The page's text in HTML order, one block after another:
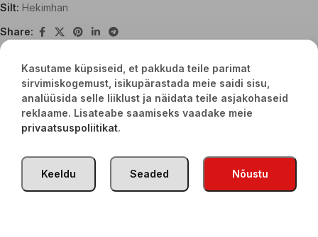
Silt: Hekimhan
Share:
Seotud tooted
Kasutame küpsiseid, et pakkuda teile parimat
sirvimiskogemust, isikupärastada meie saidi sisu,
analüüsida selle liiklust ja näidata teile asjakohaseid
reklaame. Lisateabe saamiseks vaadake meie
privaatsuspoliitikat.
Nõustu
Seaded
Keeldu